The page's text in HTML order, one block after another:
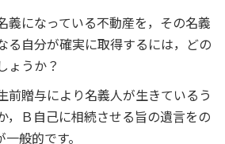
義になっている不動産を，その名義
る自分が確実に取得するには，どの
ょうか？
前贈与により名義人が生きているう
，Ｂ自己に相続させる旨の遺言をの
般的です。